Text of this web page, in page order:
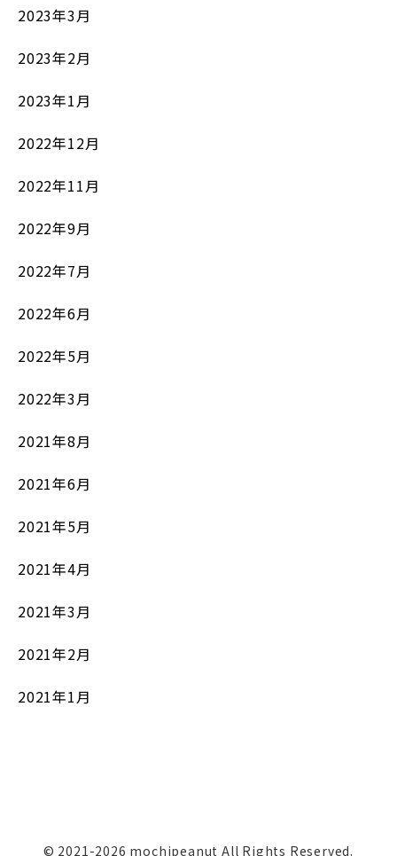
2023年3月
2023年2月
2023年1月
2022年12月
2022年11月
2022年9月
2022年7月
2022年6月
2022年5月
2022年3月
2021年8月
2021年6月
2021年5月
2021年4月
2021年3月
2021年2月
2021年1月
© 2021-2026 mochipeanut All Rights Reserved.